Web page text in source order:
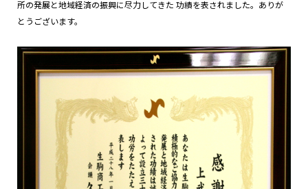
所の発展と地域経済の振興に尽力してきた 功績を表されました。ありが
とうございます。